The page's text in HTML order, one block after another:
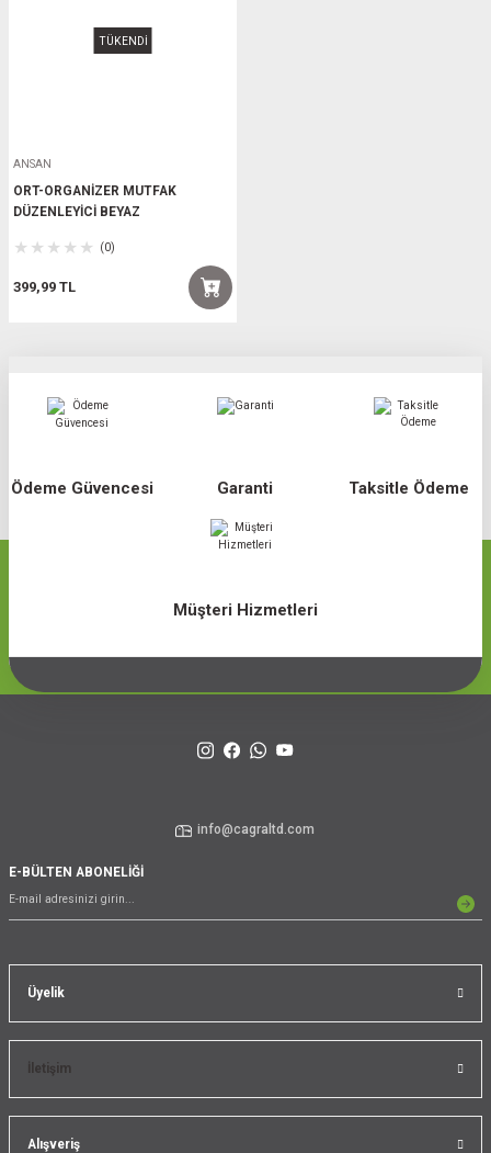
TÜKENDİ
ANSAN
ORT-ORGANİZER MUTFAK
DÜZENLEYİCİ BEYAZ
(0)
399,99 TL
Ödeme Güvencesi Garanti Taksitle Ödeme
Müşteri Hizmetleri
Üyelik
İletişim
Alışveriş
info@cagraltd.com
E-BÜLTEN ABONELİĞİ